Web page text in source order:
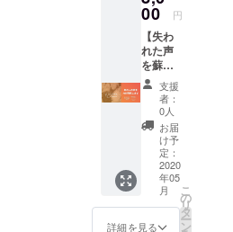
対象の音声
が決められ
たテキスト
である必要
がなく、
どんなテキ
ストでも変
換すること
が可能にな
ります。
また、従来
の技術で
00 円
【失わ
れた声
を蘇ら
せる技
術を活
用した
い！】
現在何
らかの
事情で
声が出
なく
なって
しまっ
支援
者：
0人
お届
け予
定：
2020
年05
月
詳細を見る
こ
の
リ
タ
ー
ン